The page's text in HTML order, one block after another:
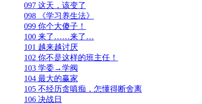
097 这天，该变了
098 《学习养生法》
099 你个大傻子！
100 来了……来了…
101 越来越讨厌
102 你不是这样的班主任！
103 学委→学阀
104 最大的赢家
105 不经历贪嗔痴，怎懂得断舍离
106 决战日